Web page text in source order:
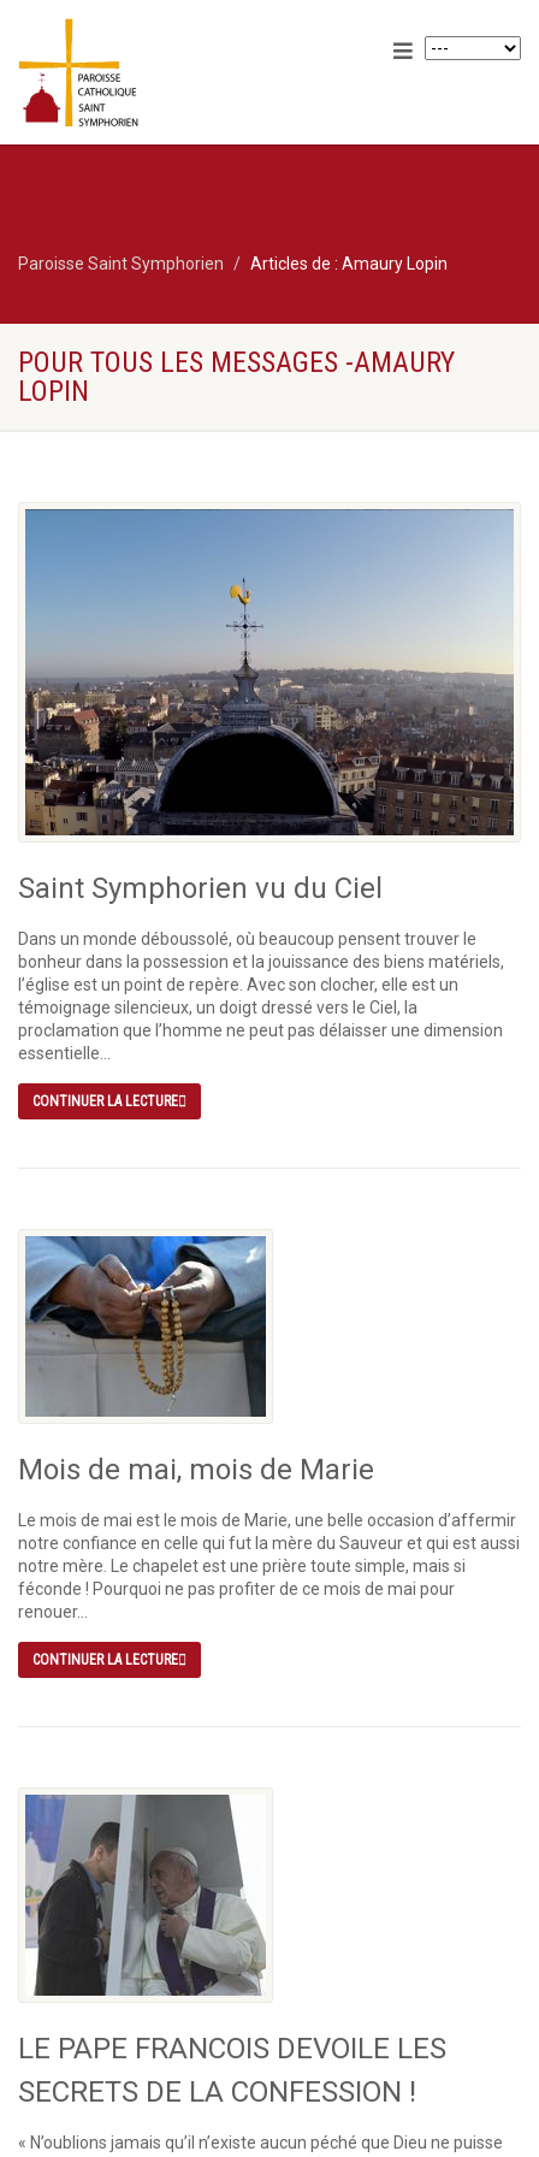
Paroisse Saint Symphorien Articles de : Amaury Lopin
POUR TOUS LES MESSAGES -AMAURY
LOPIN
Saint Symphorien vu du Ciel
Dans un monde déboussolé, où beaucoup pensent trouver le
bonheur dans la possession et la jouissance des biens matériels,
l’église est un point de repère. Avec son clocher, elle est un
témoignage silencieux, un doigt dressé vers le Ciel, la
proclamation que l’homme ne peut pas délaisser une dimension
essentielle...
CONTINUER LA LECTURE
Mois de mai, mois de Marie
Le mois de mai est le mois de Marie, une belle occasion d’affermir
notre confiance en celle qui fut la mère du Sauveur et qui est aussi
notre mère. Le chapelet est une prière toute simple, mais si
féconde ! Pourquoi ne pas profiter de ce mois de mai pour
renouer...
CONTINUER LA LECTURE
LE PAPE FRANCOIS DEVOILE LES
SECRETS DE LA CONFESSION !
« N’oublions jamais qu’il n’existe aucun péché que Dieu ne puisse